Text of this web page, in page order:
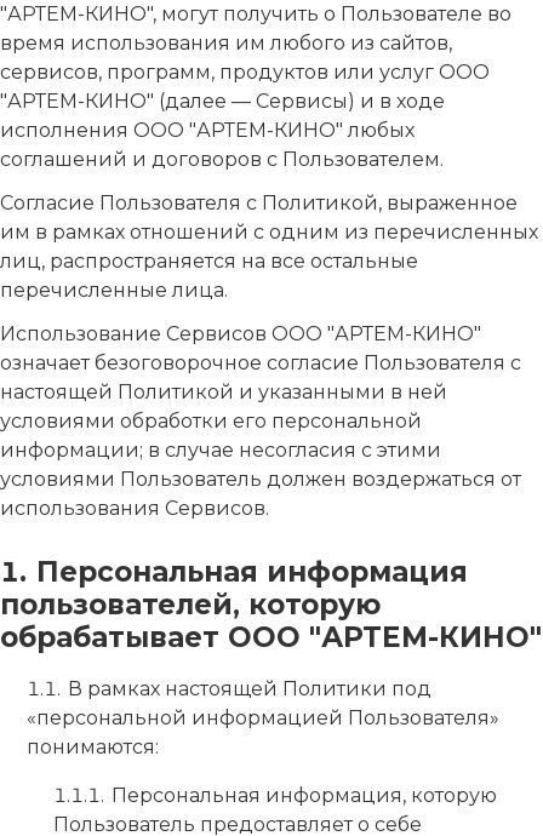
"АРТЕМ-КИНО", могут получить о Пользователе во
время использования им любого из сайтов,
сервисов, программ, продуктов или услуг ООО
"АРТЕМ-КИНО" (далее — Сервисы) и в ходе
исполнения ООО "АРТЕМ-КИНО" любых
соглашений и договоров с Пользователем.
Согласие Пользователя с Политикой, выраженное
им в рамках отношений с одним из перечисленных
лиц, распространяется на все остальные
перечисленные лица.
Использование Сервисов ООО "АРТЕМ-КИНО"
означает безоговорочное согласие Пользователя с
настоящей Политикой и указанными в ней
условиями обработки его персональной
информации; в случае несогласия с этими
условиями Пользователь должен воздержаться от
использования Сервисов.
Персональная информация
пользователей, которую
обрабатывает ООО "АРТЕМ-КИНО"
В рамках настоящей Политики под
«персональной информацией Пользователя»
понимаются:
Персональная информация, которую
Пользователь предоставляет о себе